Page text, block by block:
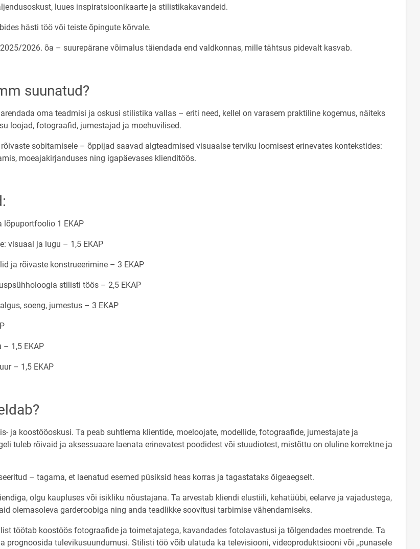
luues inspiratsioonikaarte ja stilistikakavandeid.
hästi töö või teiste õpingute kõrvale.
2026. õa – suurepärane võimalus täiendada end valdkonnas, mille tähtsus pidevalt kasvab.
suunatud?
oma teadmisi ja oskusi stilistika vallas – eriti need, kellel on varasem praktiline kogemus, näiteks
loojad, fotograafid, jumestajad ja moehuvilised.
sobitamisele – õppijad saavad algteadmised visuaalse terviku loomisest erinevates kontekstides:
moeajakirjanduses ning igapäevases klienditöös.
lõpuportfoolio 1 EKAP
visuaal ja lugu – 1,5 EKAP
ja rõivaste konstrueerimine – 3 EKAP
stilisti töös – 2,5 EKAP
soeng, jumestus – 3 EKAP
1,5 EKAP
– 1,5 EKAP
ja koostööoskusi. Ta peab suhtlema klientide, moeloojate, modellide, fotograafide, jumestajate ja
tuleb rõivaid ja aksessuaare laenata erinevatest poodidest või stuudiotest, mistõttu on oluline korrektne ja
– tagama, et laenatud esemed püsiksid heas korras ja tagastataks õigeaegselt.
olgu kaupluses või isikliku nõustajana. Ta arvestab kliendi elustiili, kehatüübi, eelarve ja vajadustega,
olemasoleva garderoobiga ning anda teadlikke soovitusi tarbimise vähendamiseks.
töötab koostöös fotograafide ja toimetajatega, kavandades fotolavastusi ja tõlgendades moetrende. Ta
prognoosida tulevikusuundumusi. Stilisti töö võib ulatuda ka televisiooni, videoproduktsiooni või „punasele